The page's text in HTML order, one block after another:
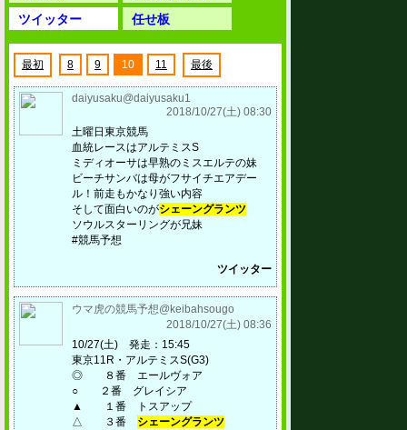
ツイッター
任せ板
最初 8 9 10 11 最後
daiyusaku@daiyusaku1
2018/10/27(土) 08:30
土曜日東京競馬
血統レースはアルテミスS
ミディオーサは早熟のミスエルテの妹
ビーチサンバは母がフサイチエアデー
ル！前走もかなり強い内容
そして面白いのがシェーングランツ
ソウルスターリングが兄妹
#競馬予想
ツイッター
ウマ虎の競馬予想@keibahsougo
2018/10/27(土) 08:36
10/27(土) 発走：15:45
東京11R・アルテミスS(G3)
◎ ８番 エールヴォア
○ ２番 グレイシア
▲ １番 トスアップ
△ ３番 シェーングランツ